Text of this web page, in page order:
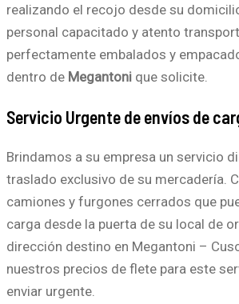
realizando el recojo desde su
personal capacitado y atento
perfectamente embalados y
dentro de Megantoni que solicite.
Servicio Urgente de envíos de
Brindamos a su empresa un servicio
traslado exclusivo de su mercadería.
camiones y furgones cerrados que
carga desde la puerta de su local de
dirección destino en Megantoni –
nuestros precios de flete para este
enviar urgente.